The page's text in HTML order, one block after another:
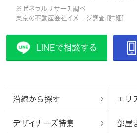
※ゼネラルリサーチ調べ
東京の不動産会社イメージ調査 [詳細]
LINEで相談する
沿線から探す エリ
デザイナーズ特集 部屋